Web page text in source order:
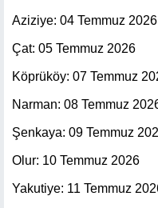
Aziziye: 04 Temmuz 2026
Çat: 05 Temmuz 2026
Köprüköy: 07 Temmuz
Narman: 08 Temmuz
Şenkaya: 09 Temmuz
Olur: 10 Temmuz 2026
Yakutiye: 11 Temmuz